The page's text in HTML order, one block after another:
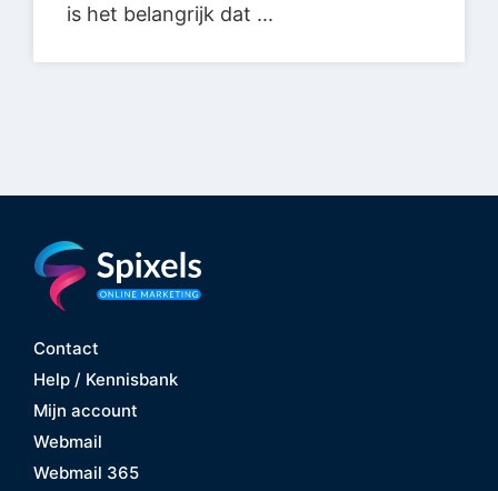
is het belangrijk dat ...
Contact
Help / Kennisbank
Mijn account
Webmail
Webmail 365